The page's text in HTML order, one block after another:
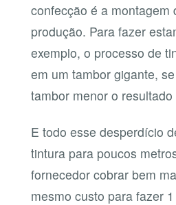
confecção é a montagem
produção. Para fazer
exemplo, o processo de
em um tambor gigante,
tambor menor o
E todo esse desperdício
tintura para poucos
fornecedor cobrar bem
mesmo custo para fazer